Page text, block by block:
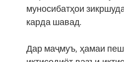
муносибатҳои
карда шавад.
Дар маҷмуъ, ҳамаи